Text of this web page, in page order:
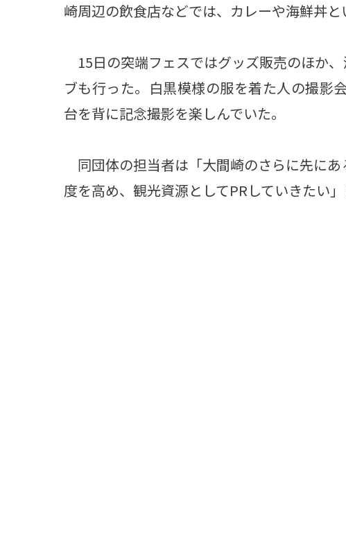
崎周辺の飲食店などでは、カレーや海鮮丼と
15日の突端フェスではグッズ販売のほか
ブも行った。白黒模様の服を着た人の撮影
台を背に記念撮影を楽しんでいた。
同団体の担当者は「大間崎のさらに先に
度を高め、観光資源としてPRしていきたい」